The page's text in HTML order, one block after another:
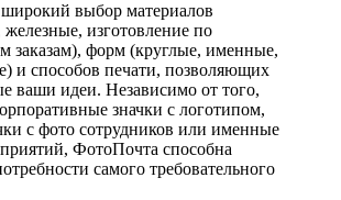
выбор материалов
железные, изготовление по
заказам), форм (круглые, именные,
и способов печати, позволяющих
ваши идеи. Независимо от того,
значки с логотипом,
с фото сотрудников или именные
ФотоПочта способна
самого требовательного